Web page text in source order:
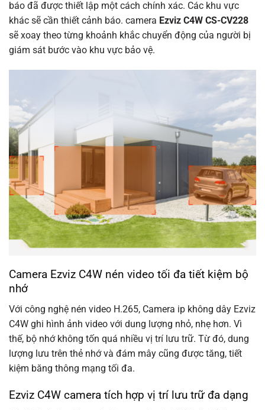
báo đã được thiết lập một cách chính xác. Các khu vực
khác sẽ cần thiết cảnh báo. camera Ezviz C4W CS-CV228
sẽ xoay theo từng khoảnh khắc chuyển động của người bị
giám sát bước vào khu vực bảo vệ.
Camera Ezviz C4W nén video tối đa tiết kiệm bộ
nhớ
Với công nghệ nén video H.265, Camera ip không dây Ezviz
C4W ghi hình ảnh video với dung lượng nhỏ, nhẹ hơn. Vì
thế, bộ nhớ không tốn quá nhiều vị trí lưu trữ. Từ đó, dung
lượng lưu trên thẻ nhớ và đám mây cũng được tăng, tiết
kiệm băng thông mạng tối đa.
Ezviz C4W camera tích hợp vị trí lưu trữ đa dạng